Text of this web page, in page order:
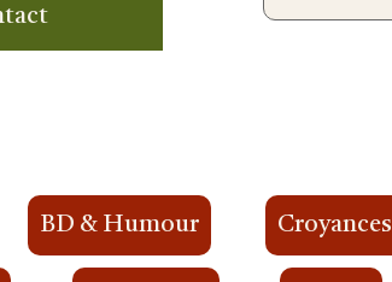
BD & Humour Croyances